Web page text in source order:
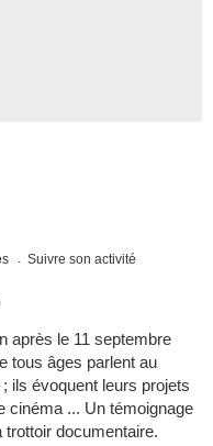
Suivre son activité
après le 11 septembre
tous âges parlent au
ils évoquent leurs projets
cinéma ... Un témoignage
documentaire.